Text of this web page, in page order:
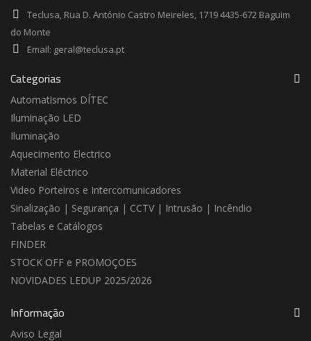
Teclusa, Rua D. António Castro Meireles, 1719 4435-672 Baguim
do Monte
Email: geral@teclusa.pt
Categorias
Automatismos DÍTEC
Iluminação LED
Iluminação
Aquecimento Electrico
Material Eléctrico
Video Porteiros e Intercomunicadores
Sinalização | Segurança | CCTV | Intrusão | Incêndio
Tabelas e Catálogos
FINDER
STOCK OFF e PROMOÇOES
NOVIDADES LEDUP 2025/2026
Informação
Aviso Legal